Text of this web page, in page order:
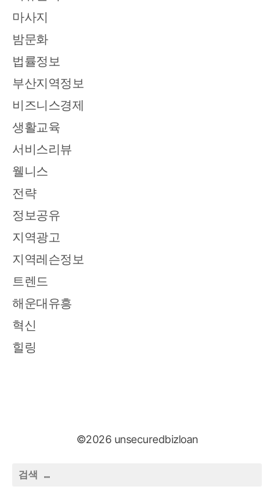
마사지
밤문화
법률정보
부산지역정보
비즈니스경제
생활교육
서비스리뷰
웰니스
전략
정보공유
지역광고
지역레슨정보
트렌드
해운대유흥
혁신
힐링
©2026 unsecuredbizloan
검